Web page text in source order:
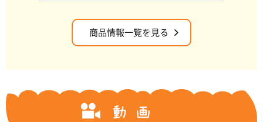
商品情報一覧を見る